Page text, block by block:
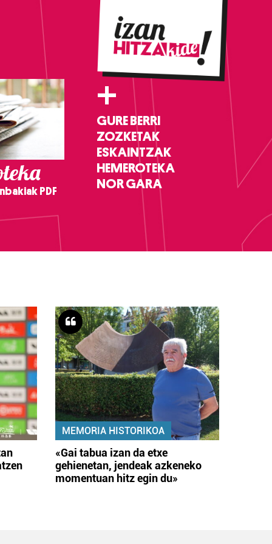
PDF
+
GURE BERRI
ZOZKETAK
ESKAINTZAK
HEMEROTEKA
NOR GARA
MEMORIA HISTORIKOA
«Gai tabua izan da etxe
gehienetan, jendeak azkeneko
momentuan hitz egin du»